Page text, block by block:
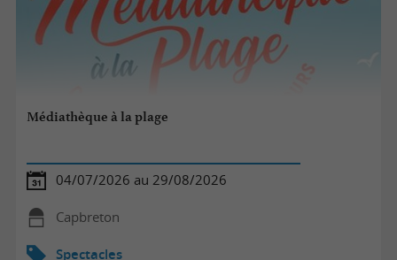
Médiathèque à la plage
04/07/2026 au 29/08/2026
Capbreton
Spectacles